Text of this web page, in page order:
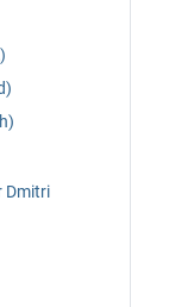
Dmitri